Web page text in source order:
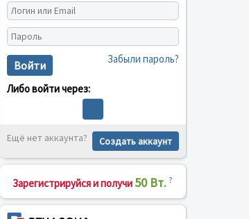
Войти Забыли пароль?
Либо войти через:
Ещё нет аккаунта? Создать аккаунт
Зарегистрируйся и получи 50 Вт. ?